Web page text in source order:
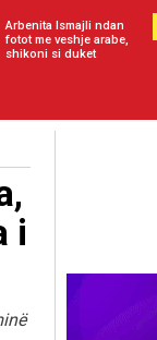
Arbenita Ismajli ndan
fotot me veshje arabe,
shikoni si duket
i